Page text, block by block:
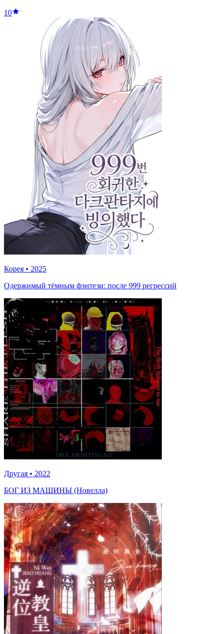
10
Корея • 2025
Одержимый тёмным фэнтези: после 999 регрессий
Другая • 2022
БОГ ИЗ МАШИНЫ (Новелла)